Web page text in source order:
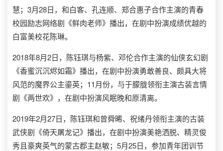
慧；3月28日，和白客、孔连顺、郑合惠子合作主演的青春
校园励志网络剧《鲜肉老师》播出，在剧中扮演成绩优越的
白富美校花陈琳。
2018年8月2日，陈钰琪与杨紫、邓伦合作主演的仙侠玄幻剧
《香蜜沉沉烬如霜》播出，在剧中扮演勇敢善良、颇具大将
风范的魔界公主鎏英；11月份，与于朦胧领衔主演古装言情
剧《两世欢》，在剧中扮演风眠晚和原清离。
2019年2月27日，陈钰琪和曾舜晞、祝绪丹领衔主演的古装
武侠剧《倚天屠龙记》播出，在剧中扮演美艳洒脱、精灵俊
秀且豪爽英气的蒙古郡主赵敏；5月25日，参加青年团训节